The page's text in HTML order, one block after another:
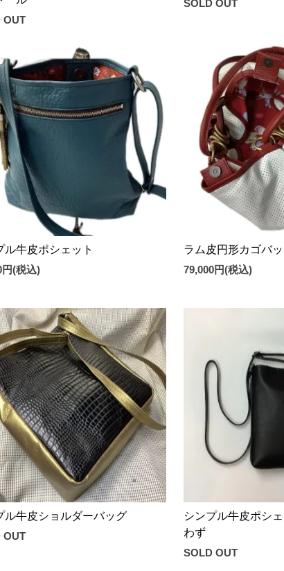
OUT
SOLD OUT
ル牛皮ポシェット
円(税込)
ラム皮円形カゴバ
79,000円(税込)
ル牛皮ショルダーバッグ
OUT
シンプル牛皮ポ
わず
SOLD OUT